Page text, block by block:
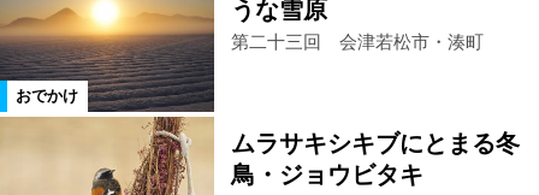
おでかけ
うな雪原
第二十三回 会津若松市・湊町
ムラサキシキブにとまる冬
鳥・ジョウビタキ